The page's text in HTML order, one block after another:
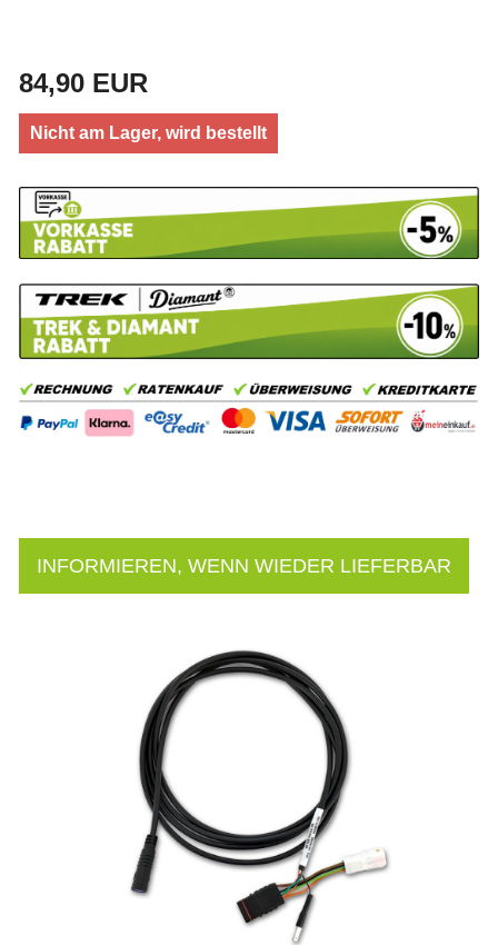
84,90 EUR
Nicht am Lager, wird bestellt
INFORMIEREN, WENN WIEDER LIEFERBAR